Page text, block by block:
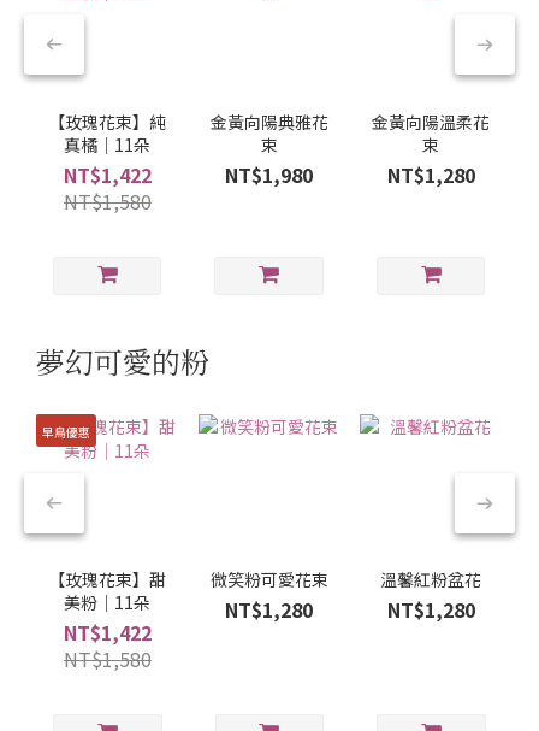
【玫瑰花束】純
真橘｜11朵
NT$1,422
NT$1,580
金黃向陽典雅花
束
NT$1,980
金黃向陽溫柔花
束
NT$1,280
夢幻可愛的粉
早鳥優惠
【玫瑰花束】甜
美粉｜11朵
NT$1,422
NT$1,580
微笑粉可愛花束
NT$1,280
溫馨紅粉盆花
NT$1,280